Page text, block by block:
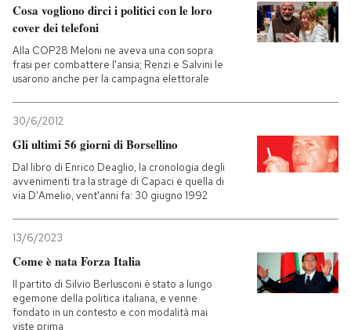
Cosa vogliono dirci i politici con le loro
cover dei telefoni
Alla COP28 Meloni ne aveva una con sopra
frasi per combattere l'ansia; Renzi e Salvini le
usarono anche per la campagna elettorale
30/6/2012
Gli ultimi 56 giorni di Borsellino
Dal libro di Enrico Deaglio, la cronologia degli
avvenimenti tra la strage di Capaci e quella di
via D'Amelio, vent'anni fa: 30 giugno 1992
13/6/2023
Come è nata Forza Italia
Il partito di Silvio Berlusconi è stato a lungo
egemone della politica italiana, e venne
fondato in un contesto e con modalità mai
viste prima